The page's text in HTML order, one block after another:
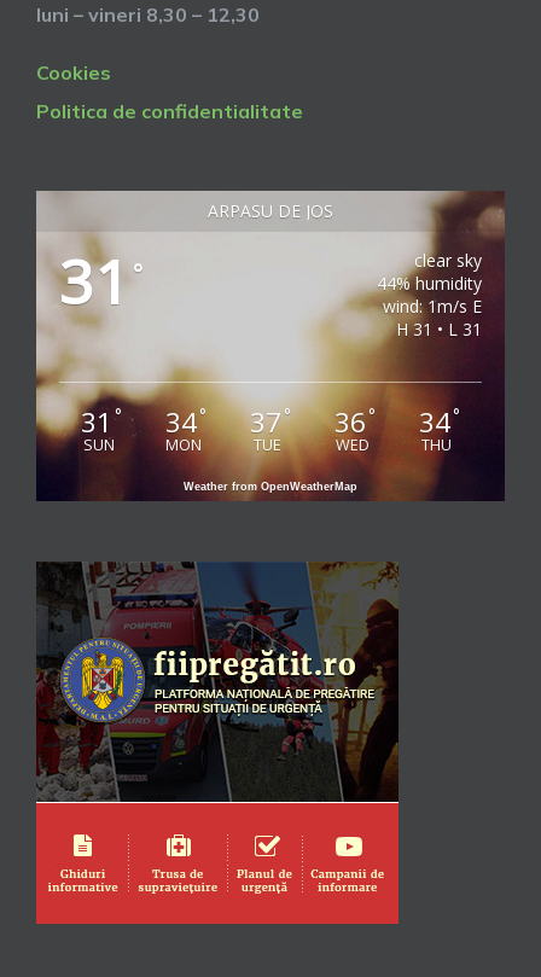
luni – vineri 8,30 – 12,30
Cookies
Politica de confidentialitate
ARPASU DE JOS
31°
clear sky
44% humidity
wind: 1m/s E
H 31 • L 31
31 °
SUN
34°
MON
37°
TUE
36°
WED
34°
THU
Weather from OpenWeatherMap